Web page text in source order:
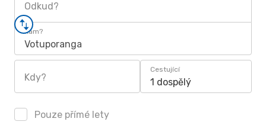
Odkud?
Kam?
Votuporanga
Kdy?
Cestující
1 dospělý
Pouze přímé lety